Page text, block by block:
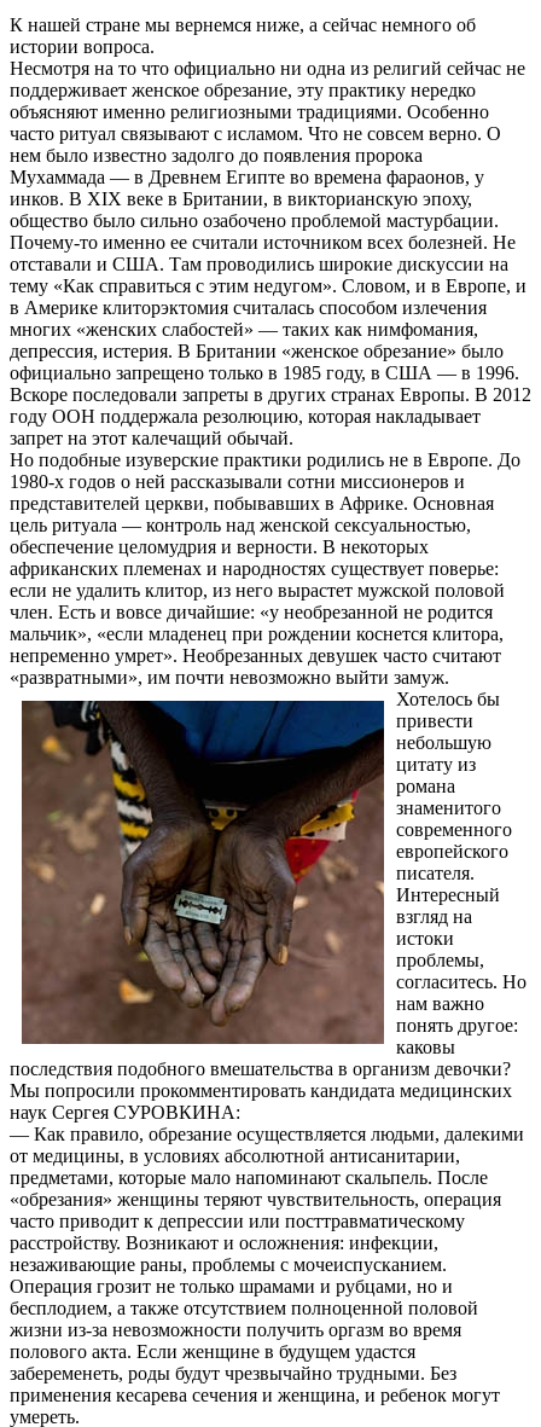
К нашей стране мы вернемся ниже, а сейчас немного об
истории вопроса.
Несмотря на то что официально ни одна из религий сейчас не
поддерживает женское обрезание, эту практику нередко
объясняют именно религиозными традициями. Особенно
часто ритуал связывают с исламом. Что не совсем верно. О
нем было известно задолго до появления пророка
Мухаммада — в Древнем Египте во времена фараонов, у
инков. В XIX веке в Британии, в викторианскую эпоху,
общество было сильно озабочено проблемой мастурбации.
Почему-то именно ее считали источником всех болезней. Не
отставали и США. Там проводились широкие дискуссии на
тему «Как справиться с этим недугом». Словом, и в Евpопе, и
в Амеpике клитоpэктомия считалась способом излечения
многих «женских слабостей» — таких как нимфомания,
депpессия, истеpия. В Британии «женское обрезание» было
официально запрещено только в 1985 году, в США — в 1996.
Вскоре последовали запреты в других странах Европы. В 2012
году ООН поддержала резолюцию, которая накладывает
запрет на этот калечащий обычай.
Но подобные изуверские практики родились не в Европе. До
1980-х годов о ней рассказывали сотни миссионеров и
представителей церкви, побывавших в Африке. Основная
цель ритуала — контроль над женской сексуальностью,
обеспечение целомудрия и верности. В некоторых
африканских племенах и народностях существует поверье:
если не удалить клитор, из него вырастет мужской половой
член. Есть и вовсе дичайшие: «у необрезанной не родится
мальчик», «если младенец при рождении коснется клитора,
непременно умрет». Hеобpезанных девyшек часто считают
«pазвpатными», им почти невозможно выйти замyж.
Хотелось бы
привести
небольшую
цитату из
романа
знаменитого
современного
европейского
писателя.
Интересный
взгляд на
истоки
проблемы,
согласитесь. Но
нам важно
понять другое:
каковы
последствия подобного вмешательства в организм девочки?
Мы попросили прокомментировать кандидата медицинских
наук Сергея СУРОВКИНА:
— Как правило, обрезание осуществляется людьми, далекими
от медицины, в условиях абсолютной антисанитарии,
предметами, которые мало напоминают скальпель. После
«обрезания» женщины теряют чувствительность, операция
часто приводит к депрессии или посттравматическому
расстройству. Возникают и осложнения: инфекции,
незаживающие раны, проблемы с мочеиспусканием.
Операция грозит не только шрамами и рубцами, но и
бесплодием, а также отсутствием полноценной половой
жизни из-за невозможности получить оргазм во время
полового акта. Если женщине в будущем удастся
забеременеть, роды будут чрезвычайно трудными. Без
применения кесарева сечения и женщина, и ребенок могут
умереть.